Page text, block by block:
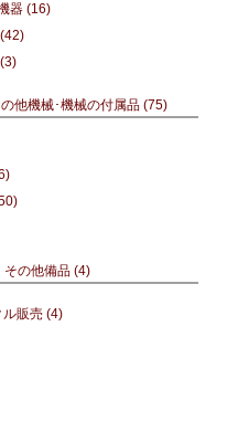
器 (16)
(42)
(3)
他機械･機械の付属品 (75)
その他備品 (4)
ル販売 (4)